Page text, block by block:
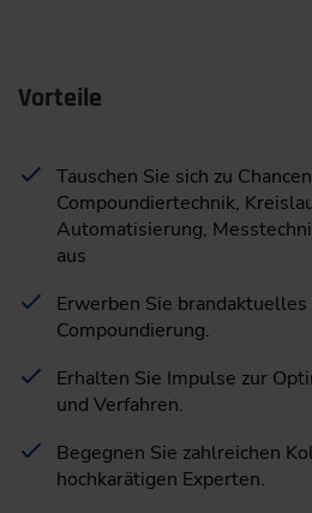
Vorteile
Tauschen Sie sich zu
Compoundiertechnik,
Automatisierung,
aus
Erwerben Sie
Compoundierung.
Erhalten Sie Impulse zur
und Verfahren.
Begegnen Sie zahlreichen
hochkarätigen Experten.